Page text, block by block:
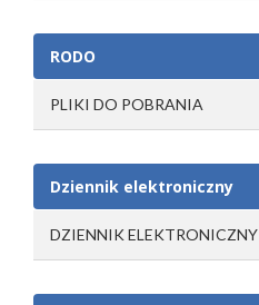
RODO
PLIKI DO POBRANIA
Dziennik elektroniczny
DZIENNIK ELEKTRONICZNY